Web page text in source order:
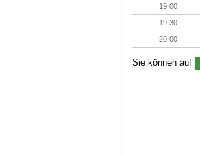
19:00
19:30
20:00
Sie können auf